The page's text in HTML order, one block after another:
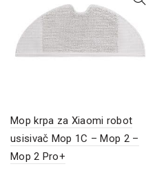
Mop krpa za Xiaomi robot
usisivač Mop 1C – Mop 2 –
Mop 2 Pro+